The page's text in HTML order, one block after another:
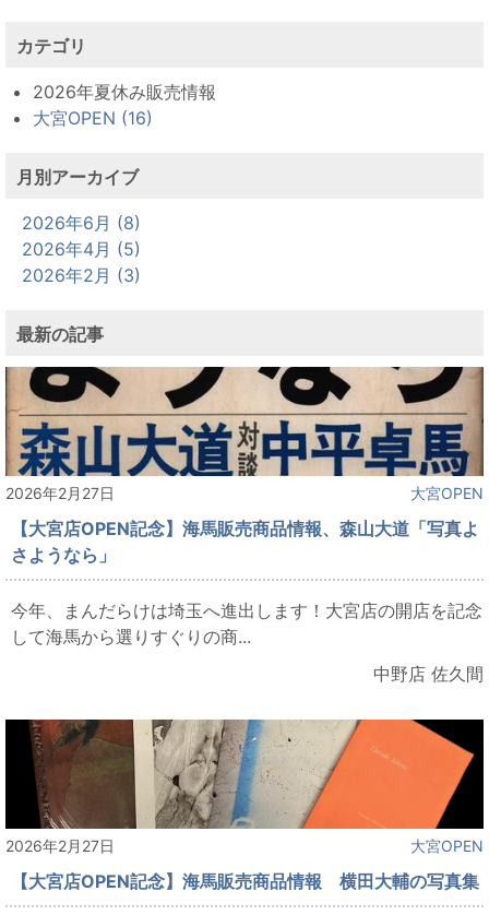
カテゴリ
2026年夏休み販売情報
大宮OPEN (16)
月別アーカイブ
2026年6月 (8)
2026年4月 (5)
2026年2月 (3)
最新の記事
2026年2月27日 大宮OPEN
【大宮店OPEN記念】海馬販売商品情報、森山大道「写真よ
さようなら」
今年、まんだらけは埼玉へ進出します！大宮店の開店を記念
して海馬から選りすぐりの商...
中野店 佐久間
2026年2月27日 大宮OPEN
【大宮店OPEN記念】海馬販売商品情報 横田大輔の写真集